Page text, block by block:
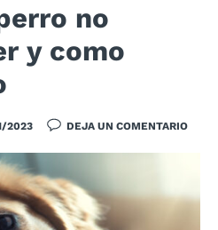
no
y como
2023 DEJA UN COMENTARIO